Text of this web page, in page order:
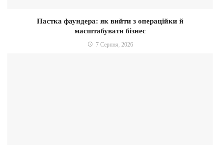
Пастка фаундера: як вийти з операційки й
масштабувати бізнес
7 Серпня, 2026